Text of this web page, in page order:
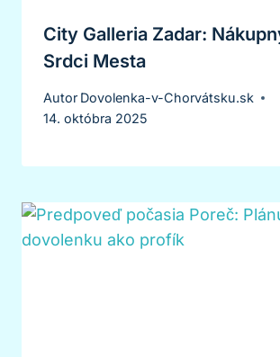
City Galleria Zadar:
Srdci Mesta
Autor Dovolenka-v-Chorvátsku.sk
14. októbra 2025